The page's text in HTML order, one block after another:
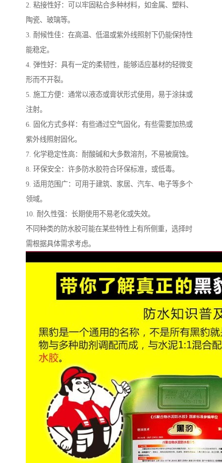
2. 粘接性好：可以牢固粘合多种材料，如金属、塑料、
陶瓷、玻璃等。
3. 耐候性佳：在高温、低温或紫外线照射下仍能保持性
能稳定。
4. 弹性好：具有一定的柔韧性，能够适应基材的轻微变
形而不开裂。
5. 施工方便：通常以液态或膏状形式使用，易于涂抹或
注射。
6. 固化方式多样：有些通过空气固化，有些需要加热或
紫外线照射固化。
7. 化学稳定性高：耐酸碱和大多数溶剂，不易被腐蚀。
8. 环保安全：许多防水胶符合环保标准，或低毒。
9. 适用范围广：可用于建筑、家居、汽车、电子等多个
领域。
10. 耐久性强：长期使用不易老化或失效。
不同种类的防水胶可能在某些特性上有所侧重，选择时
需根据具体需求考虑。